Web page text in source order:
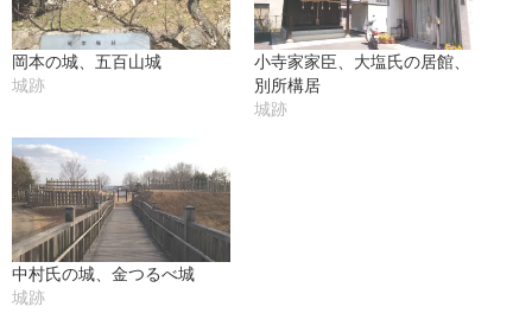
岡本の城、五百山城
城跡
小寺家家臣、大塩氏の居館、
別所構居
城跡
中村氏の城、金つるべ城
城跡